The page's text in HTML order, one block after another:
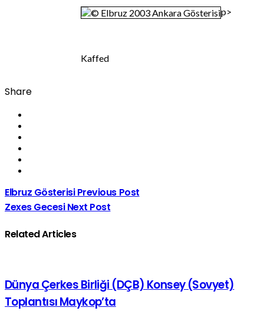
p>
Kaffed
Share
Elbruz GösterisiPrevious Post
Zexes GecesiNext Post
Related Articles
Dünya Çerkes Birliği (DÇB) Konsey (Sovyet)
Toplantısı Maykop’ta